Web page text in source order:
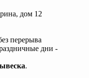
дом 12
перерыва
дни -
.